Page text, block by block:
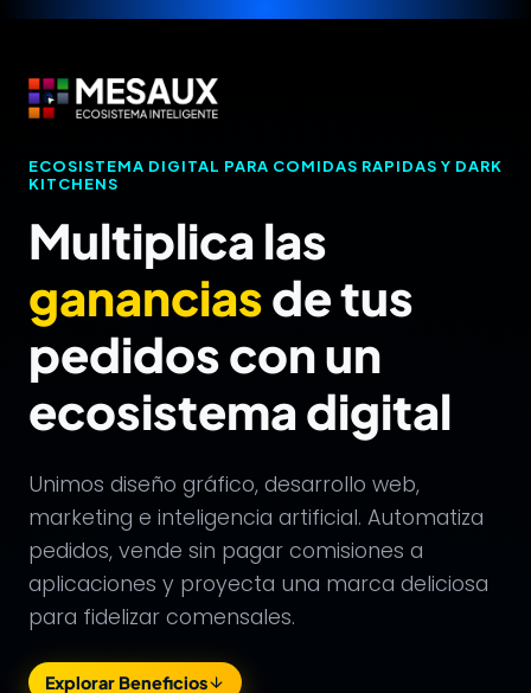
Saltar
contenido
ECOSISTEMA DIGITAL PARA COMIDAS RAPIDAS Y DARK
KITCHENS
Multiplica las
gananciasde tus
pedidos con un
ecosistema digital
Unimos diseño gráfico, desarrollo web,
marketing e inteligencia artificial. Automatiza
pedidos, vende sin pagar comisiones a
aplicaciones y proyecta una marca deliciosa
para fidelizar comensales.
Explorar Beneficios